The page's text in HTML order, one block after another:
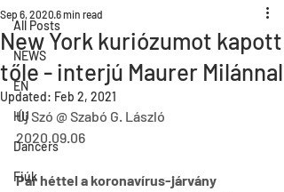
All Posts
NEWS
EN
HU
Dancers
Fiúk
New York kuriózumot kapott
tőle - interjú Maurer Milánnal
Sep 6, 2020 6 min read
Updated: Feb 2, 2021
Új Szó @ Szabó G. László
2020.09.06
Pár héttel a koronavírus-járvány